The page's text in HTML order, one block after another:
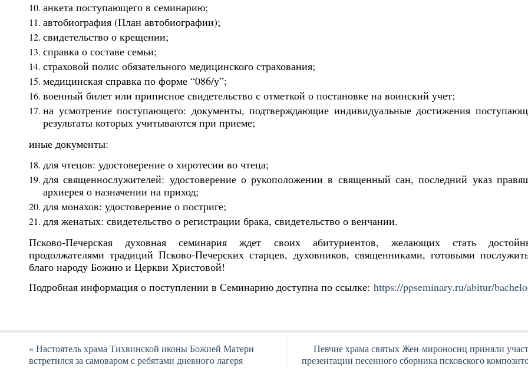
анкета поступающего в семинарию;
автобиография (План автобиографии);
свидетельство о крещении;
справка о составе семьи;
страховой полис обязательного медицинского страхования;
медицинская справка по форме “086/у”;
военный билет или приписное свидетельство с отметкой о постановке на воинский учет;
на усмотрение поступающего: документы, подтверждающие индивидуальные достижения
результаты которых учитываются при приеме;
иные документы:
для чтецов: удостоверение о хиротесии во чтеца;
для священнослужителей: удостоверение о рукоположении в священный сан, последний указ
архиерея о назначении на приход;
для монахов: удостоверение о постриге;
для женатых: свидетельство о регистрации брака, свидетельство о венчании.
Псково-Печерская духовная семинария ждет своих абитуриентов, желающих стать
продолжателями традиций Псково-Печерских старцев, духовников, священниками, готовыми
благо народу Божию и Церкви Христовой!
Подробная информация о поступлении в Семинарию доступна по ссылке: https://ppseminary.ru/abitur/
«Настоятель храма Тихвинской иконы Божией Матери
встретился за самоваром с ребятами дневного лагеря
Певчие храма святых Жен-мироносиц приняли
презентации песенного сборника псковского